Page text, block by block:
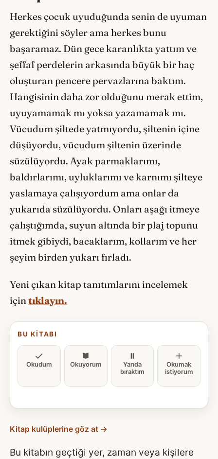
Herkes çocuk uyuduğunda senin de uyuman
gerektiğini söyler ama herkes bunu
başaramaz. Dün gece karanlıkta yattım ve
şeffaf perdelerin arkasında büyük bir haç
oluşturan pencere pervazlarına baktım.
Hangisinin daha zor olduğunu merak ettim,
uyuyamamak mı yoksa yazamamak mı.
Vücudum şiltede yatmıyordu, şiltenin içine
düşüyordu, vücudum şiltenin üzerinde
süzülüyordu. Ayak parmaklarımı,
baldırlarımı, uyluklarımı ve karnımı şilteye
yaslamaya çalışıyordum ama onlar da
yukarıda süzülüyordu. Onları aşağı itmeye
çalıştığımda, suyun altında bir plaj topunu
itmek gibiydi, bacaklarım, kollarım ve her
şeyim birden yukarı fırladı.
Yeni çıkan kitap tanıtımlarını incelemek
içintıklayın.
BU KITABI
Okudum Okuyorum
Yarıda
bıraktım
Okumak
istiyorum
Kitap kulüplerine göz at →
Bu kitabın geçtiği yer, zaman veya kişilere